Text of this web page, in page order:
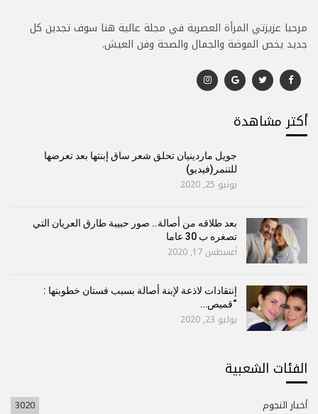
مرحبا عزيزتي المرأة العصرية في مجلة عالية هنا سوف تجدين كل
جديد يخص الموضة والجمال والصحة وفن العيش.
أكتر مشاهدة
جويل ماردينيان تحلق شعر ساق إبنتها بعد تعرضها
للتنمر(فيديو)
يونيو 25, 2020
بعد طلاقه من أصالة.. صور حبيبة طارق العريان التي
تصغره ب 30 عاما
أغسطس 17, 2020
إنتقادات لاذعة لإبنة أصالة بسبب فستان خطوبتها :
“قميص…
يوليو 23, 2020
الفئات الشعبية
أخبار النجوم 3020